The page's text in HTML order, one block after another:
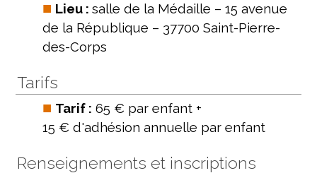
Lieu : salle de la Médaille – 15 avenue
de la République – 37700 Saint-Pierre-
des-Corps
Tarifs
Tarif : 65 € par enfant +
15 € d'adhésion annuelle par enfant
Renseignements et inscriptions